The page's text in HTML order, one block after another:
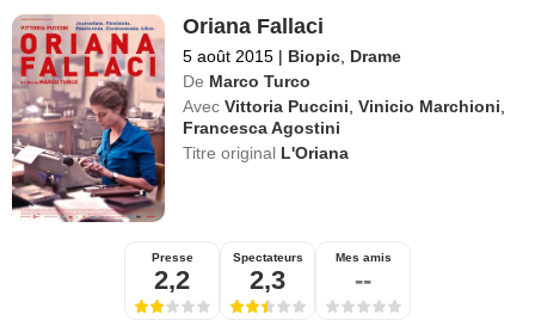
Oriana Fallaci
5 août 2015 | Biopic Drame
De Marco Turco
Avec Vittoria Puccini ,Vinicio Marchioni
Francesca Agostini
Titre original L'Oriana
Presse
2,2
Spectateurs
2,3
Mes amis
--